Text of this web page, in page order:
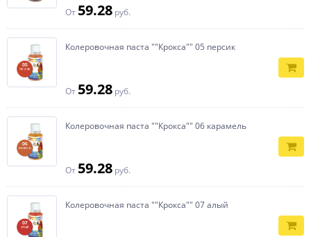
От 59.28 руб.
Колеровочная паста ""Крокса"" 05 персик
От 59.28 руб.
Колеровочная паста ""Крокса"" 06 карамель
От 59.28 руб.
Колеровочная паста ""Крокса"" 07 алый